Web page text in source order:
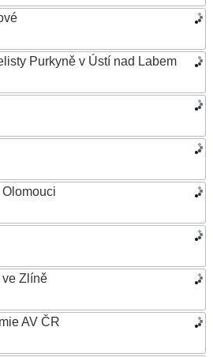
Purkyně v Ústí nad Labem
ve Zlíně
AV ČR